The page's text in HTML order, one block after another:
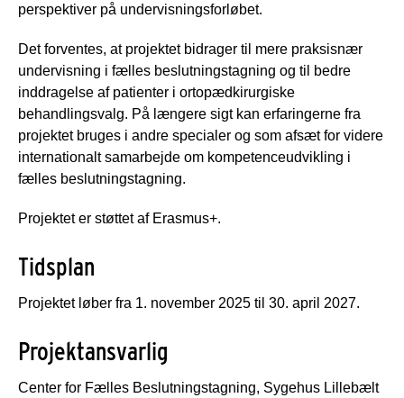
perspektiver på undervisningsforløbet.
Det forventes, at projektet bidrager til mere praksisnær
undervisning i fælles beslutningstagning og til bedre
inddragelse af patienter i ortopædkirurgiske
behandlingsvalg. På længere sigt kan erfaringerne fra
projektet bruges i andre specialer og som afsæt for videre
internationalt samarbejde om kompetenceudvikling i
fælles beslutningstagning.
Projektet er støttet af Erasmus+.
Tidsplan
Projektet løber fra 1. november 2025 til 30. april 2027.
Projektansvarlig
Center for Fælles Beslutningstagning, Sygehus Lillebælt